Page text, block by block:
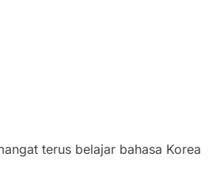
terus belajar bahasa Korea